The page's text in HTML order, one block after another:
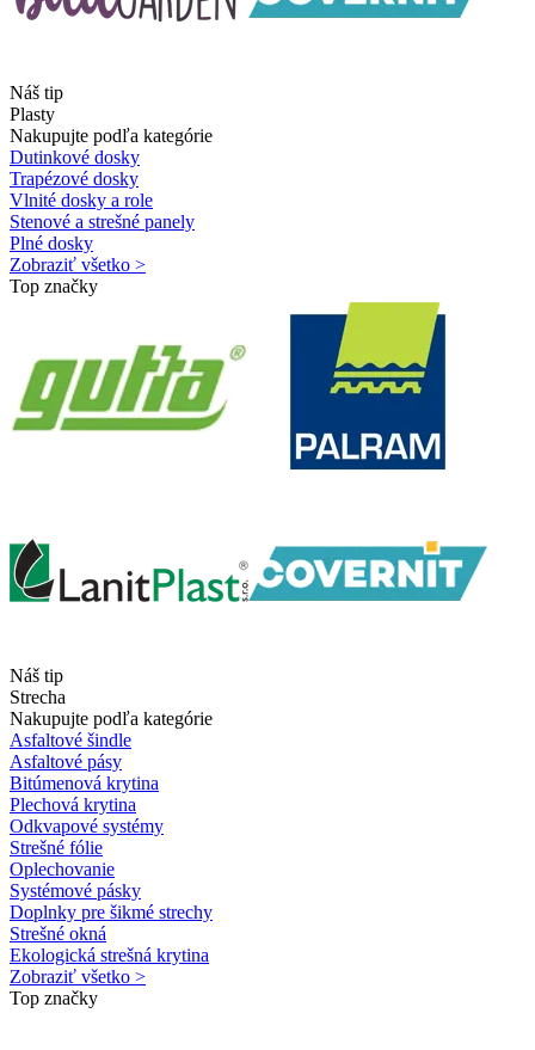
Náš tip
Plasty
Nakupujte podľa kategórie
Dutinkové dosky
Trapézové dosky
Vlnité dosky a role
Stenové a strešné panely
Plné dosky
Zobraziť všetko >
Top značky
Náš tip
Strecha
Nakupujte podľa kategórie
Asfaltové šindle
Asfaltové pásy
Bitúmenová krytina
Plechová krytina
Odkvapové systémy
Strešné fólie
Oplechovanie
Systémové pásky
Doplnky pre šikmé strechy
Strešné okná
Ekologická strešná krytina
Zobraziť všetko >
Top značky